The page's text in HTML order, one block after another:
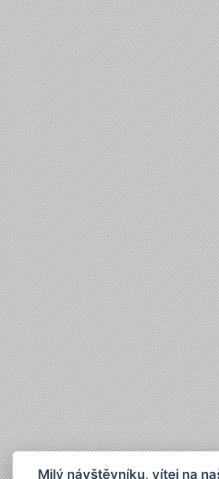
Milý návštěvníku, vítej na